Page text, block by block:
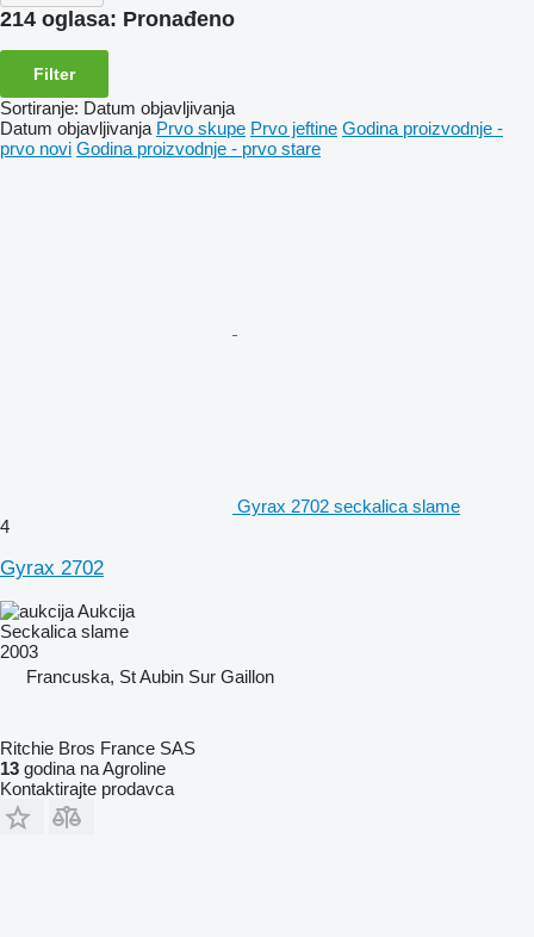
214 oglasa: Pronađeno
Filter
Sortiranje: Datum objavljivanja
Datum objavljivanja Prvo skupe Prvo jeftine Godina proizvodnje -
prvo novi Godina proizvodnje - prvo stare
Gyrax 2702 seckalica slame
4
Gyrax 2702
Aukcija
Seckalica slame
2003
Francuska, St Aubin Sur Gaillon
Ritchie Bros France SAS
13 godina na Agroline
Kontaktirajte prodavca